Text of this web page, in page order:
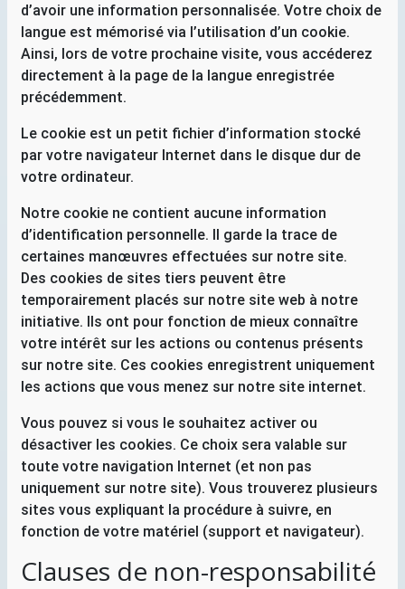
d’avoir une information personnalisée. Votre choix de
langue est mémorisé via l’utilisation d’un cookie.
Ainsi, lors de votre prochaine visite, vous accéderez
directement à la page de la langue enregistrée
précédemment.
Le cookie est un petit fichier d’information stocké
par votre navigateur Internet dans le disque dur de
votre ordinateur.
Notre cookie ne contient aucune information
d’identification personnelle. Il garde la trace de
certaines manœuvres effectuées sur notre site.
Des cookies de sites tiers peuvent être
temporairement placés sur notre site web à notre
initiative. Ils ont pour fonction de mieux connaître
votre intérêt sur les actions ou contenus présents
sur notre site. Ces cookies enregistrent uniquement
les actions que vous menez sur notre site internet.
Vous pouvez si vous le souhaitez activer ou
désactiver les cookies. Ce choix sera valable sur
toute votre navigation Internet (et non pas
uniquement sur notre site). Vous trouverez plusieurs
sites vous expliquant la procédure à suivre, en
fonction de votre matériel (support et navigateur).
Clauses de non-responsabilité